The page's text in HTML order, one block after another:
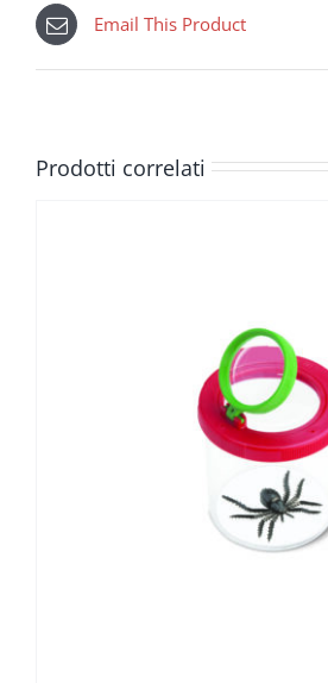
Email This Product
Prodotti correlati